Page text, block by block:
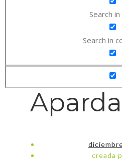
Search
Search in
creada